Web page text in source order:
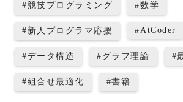
#競技プログラミング #数学
# 新人プログラマ応援 #AtCoder
#データ構造 # グラフ理論 #
#組合せ最適化 #書籍